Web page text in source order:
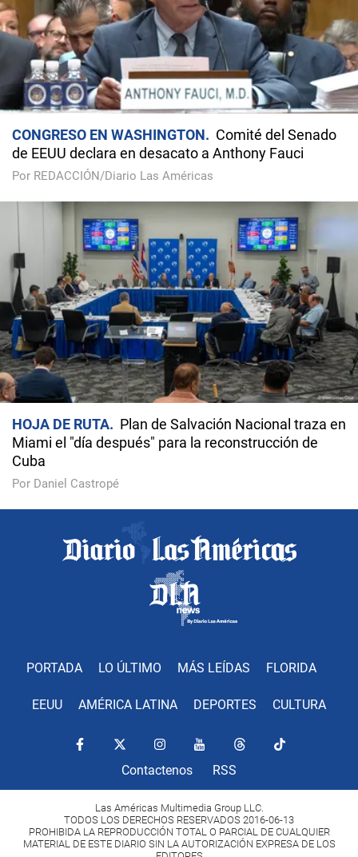
CONGRESO EN WASHINGTON
Comité del Senado
de EEUU declara en desacato a Anthony Fauci
Por REDACCIÓN/Diario Las Américas
HOJA DE RUTA
Plan de Salvación Nacional traza en
Miami el "día después" para la reconstrucción de
Cuba
Por Daniel Castropé
PORTADA LO ÚLTIMO MÁS LEÍDAS FLORIDA
EEUU AMÉRICA LATINA DEPORTES CULTURA
Contactenos RSS
Las Américas Multimedia Group LLC.
TODOS LOS DERECHOS RESERVADOS 2016-06-13
PROHIBIDA LA REPRODUCCIÓN TOTAL O PARCIAL DE CUALQUIER
MATERIAL DE ESTE DIARIO SIN LA AUTORIZACIÓN EXPRESA DE LOS